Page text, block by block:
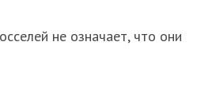
не означает, что они